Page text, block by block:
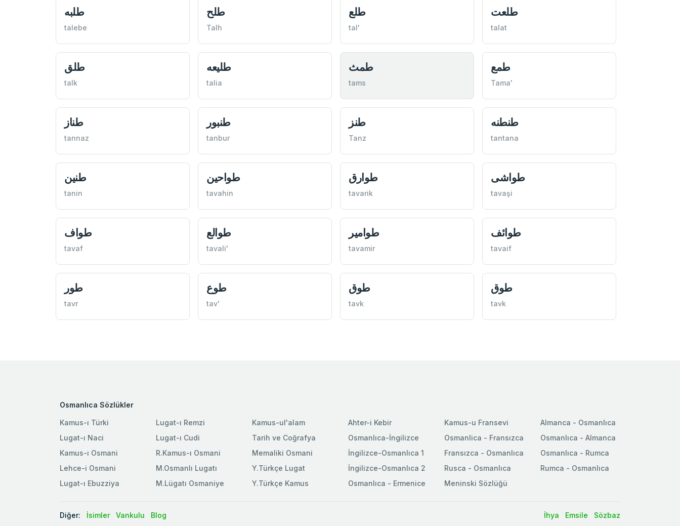
طلبه
talebe
طلح
Talh
طلع
tal'
طلعت
talat
طلق
talk
طليعه
talia
طمث
tams
طمع
Tama'
طناز
tannaz
طنبور
tanbur
طنز
Tanz
طنطنه
tantana
طنين
tanin
طواحين
tavahin
طوارق
tavarik
طواشی
tavaşi
طواف
tavaf
طوالع
tavali'
طوامير
tavamir
طوائف
tavaif
طور
tavr
طوع
tav'
طوق
tavk
طوق
tavk
Osmanlıca Sözlükler
Kamus-ı Türki
Lugat-ı Naci
Kamus-ı Osmani
Lehce-i Osmani
Lugat-ı Ebuzziya
Lugat-ı Remzi
Lugat-ı Cudi
R.Kamus-ı Osmani
M.Osmanlı Lugatı
M.Lügatı Osmaniye
Kamus-ul'alam
Tarih ve Coğrafya
Memaliki Osmani
Y.Türkçe Lugat
Y.Türkçe Kamus
Ahter-i Kebir
Osmanlıca-İngilizce
İngilizce-Osmanlıca 1
İngilizce-Osmanlıca 2
Osmanlıca - Ermenice
Kamus-u Fransevi
Osmanlica - Fransızca
Fransızca - Osmanlıca
Rusca - Osmanlıca
Meninski Sözlüğü
Almanca - Osmanlıca
Osmanlıca - Almanca
Osmanlıca - Rumca
Rumca - Osmanlıca
Diğer: İsimler Vankulu Blog İhya Emsile Sözbaz